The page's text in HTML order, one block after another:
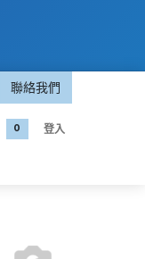
聯絡我們
0 登入